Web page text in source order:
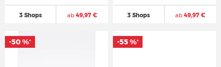
3 Shops ab49,97 € 3 Shops ab 49,97 €
-50 %* -55 %*